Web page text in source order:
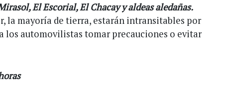
El Escorial, El Chacay y aldeas aledañas.
la mayoría de tierra, estarán intransitables por
los automovilistas tomar precauciones o evitar